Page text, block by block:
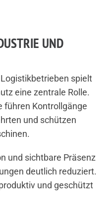
UND
spielt
eine zentrale Rolle.
führen Kontrollgänge
und schützen
und sichtbare Präsenz
deutlich reduziert.
und geschützt